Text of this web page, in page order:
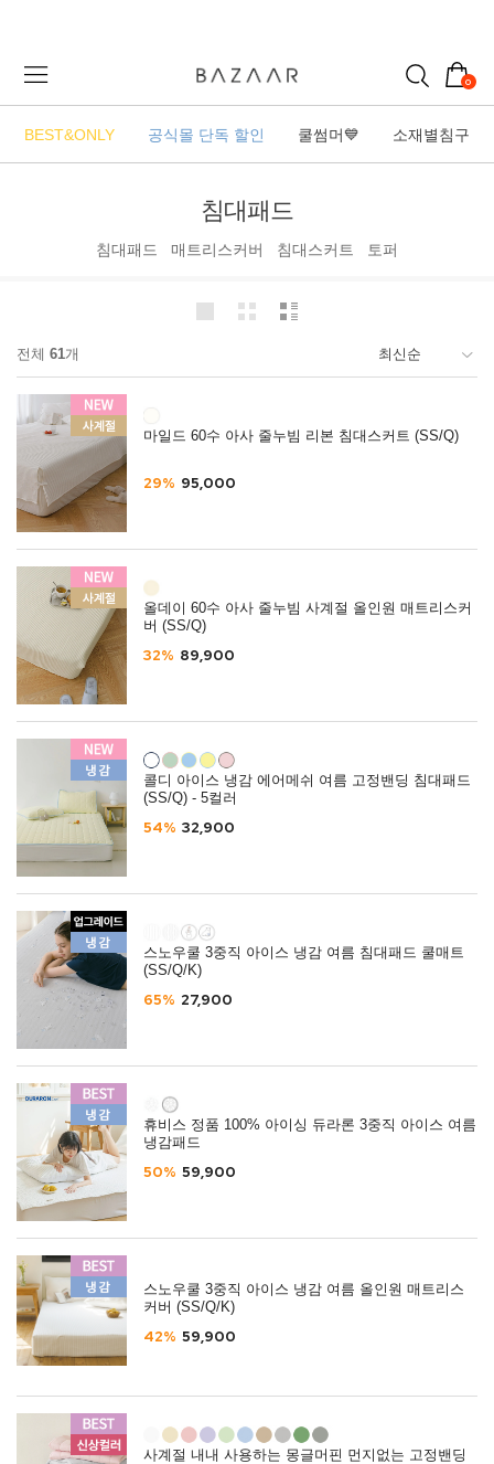
0
BEST&ONLY 공식몰 단독 할인 쿨썸머💙 소재별침구
침대패드
침대패드 매트리스커버 침대스커트 토퍼
전체 61개
마일드 60수 아사 줄누빔 리본 침대스커트 (SS/Q)
29% 95,000
올데이 60수 아사 줄누빔 사계절 올인원 매트리스커
버 (SS/Q)
32% 89,900
콜디 아이스 냉감 에어메쉬 여름 고정밴딩 침대패드
(SS/Q) - 5컬러
54% 32,900
스노우쿨 3중직 아이스 냉감 여름 침대패드 쿨매트
(SS/Q/K)
65% 27,900
휴비스 정품 100% 아이싱 듀라론 3중직 아이스 여름
냉감패드
50% 59,900
스노우쿨 3중직 아이스 냉감 여름 올인원 매트리스
커버 (SS/Q/K)
42% 59,900
사계절 내내 사용하는 몽글머핀 먼지없는 고정밴딩